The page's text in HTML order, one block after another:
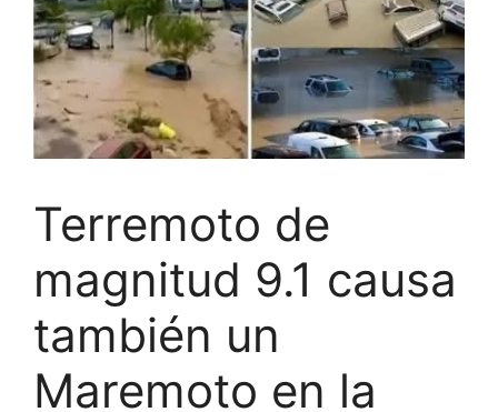
Terremoto de
magnitud 9.1 causa
también un
Maremoto en la